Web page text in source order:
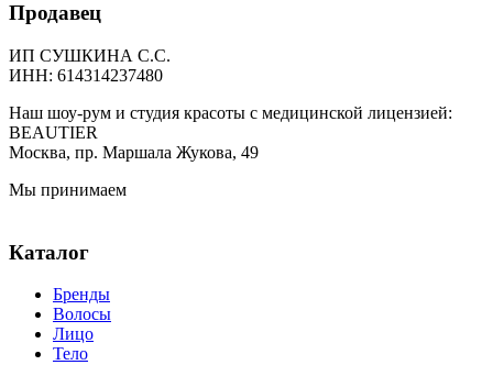
Продавец
ИП СУШКИНА С.С.
ИНН: 614314237480
Наш шоу-рум и студия красоты с медицинской лицензией:
BEAUTIER
Москва, пр. Маршала Жукова, 49
Мы принимаем
Каталог
Бренды
Волосы
Лицо
Тело